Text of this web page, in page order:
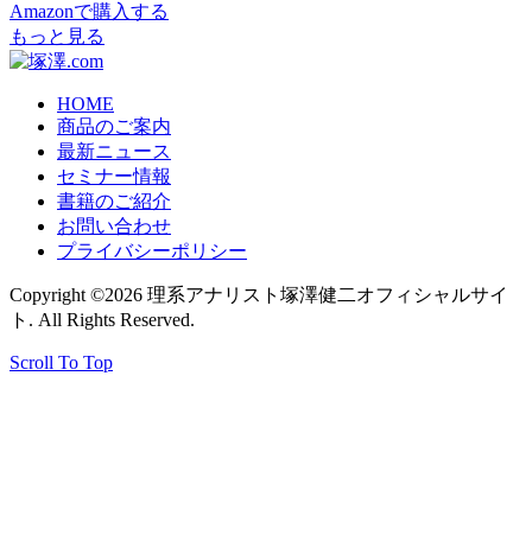
Amazonで購入する
もっと見る
HOME
商品のご案内
最新ニュース
セミナー情報
書籍のご紹介
お問い合わせ
プライバシーポリシー
Copyright ©2026 理系アナリスト塚澤健二オフィシャルサイ
ト. All Rights Reserved.
Scroll To Top